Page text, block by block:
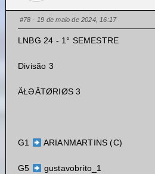
#78 · 19 de maio de 2024, 16:17
LNBG 24 - 1° SEMESTRE
Divisão 3
ÄŁƏÄTØRIØS 3
G1 ARIANMARTINS (C)
G5 gustavobrito_1